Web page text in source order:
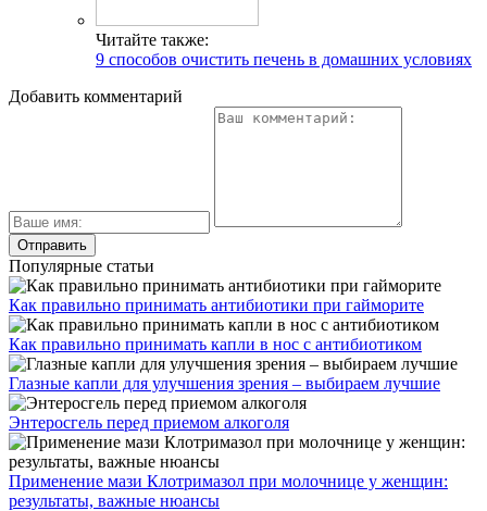
Читайте также:
9 способов очистить печень в домашних условиях
Добавить комментарий
Популярные статьи
Как правильно принимать антибиотики при гайморите
Как правильно принимать капли в нос с антибиотиком
Глазные капли для улучшения зрения – выбираем лучшие
Энтеросгель перед приемом алкоголя
Применение мази Клотримазол при молочнице у женщин:
результаты, важные нюансы